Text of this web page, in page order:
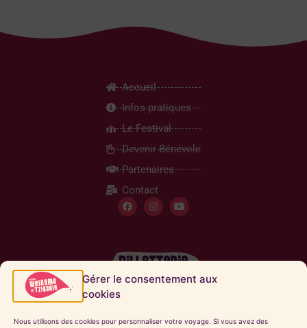
Gérer le consentement aux
cookies
Nous utilisons des cookies pour personnaliser votre voyage. Si vous avez des
Accueil
Infos pratiques
Le Festival
Devenir Bénévole
Partenaires
Contact